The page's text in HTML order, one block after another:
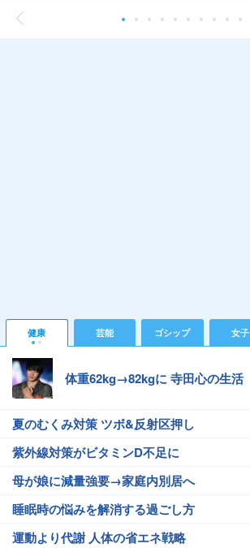
健康 芸能 ゴシップ 女子
体重62kg→82kgに 寺田心の生活
夏のむくみ対策 ツボ&反射区押し
紫外線対策がビタミンD不足に
母が娘に減量強要→家庭内別居へ
睡眠時の悩みを解消する過ごし方
運動より代謝 人体の省エネ戦略